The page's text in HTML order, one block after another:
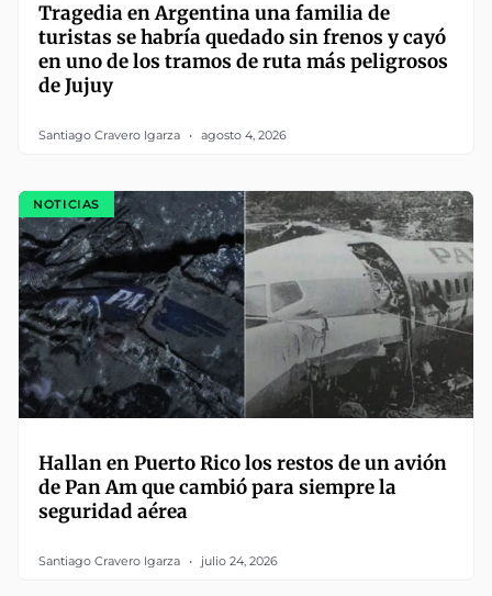
Tragedia en Argentina una familia de
turistas se habría quedado sin frenos y cayó
en uno de los tramos de ruta más peligrosos
de Jujuy
Santiago Cravero Igarza agosto 4, 2026
NOTICIAS
Hallan en Puerto Rico los restos de un avión
de Pan Am que cambió para siempre la
seguridad aérea
Santiago Cravero Igarza julio 24, 2026